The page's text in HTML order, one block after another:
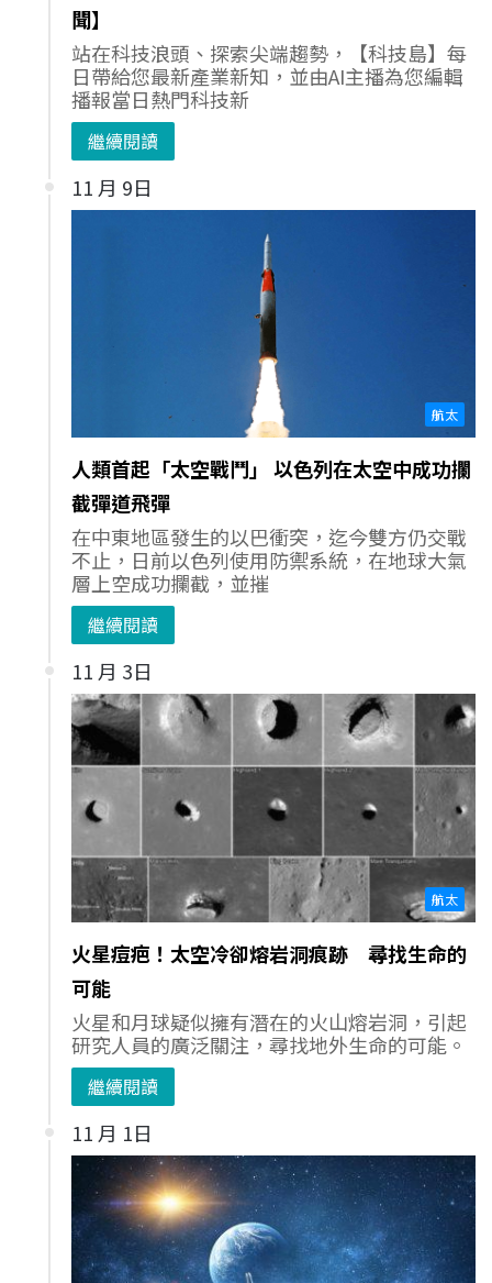
聞】
站在科技浪頭、探索尖端趨勢，【科技島】每
日帶給您最新產業新知，並由AI主播為您編輯
播報當日熱門科技新
繼續閱讀
11 月 9日
航太
人類首起「太空戰鬥」 以色列在太空中成功攔
截彈道飛彈
在中東地區發生的以巴衝突，迄今雙方仍交戰
不止，日前以色列使用防禦系統，在地球大氣
層上空成功攔截，並摧
繼續閱讀
11 月 3日
航太
火星痘疤！太空冷卻熔岩洞痕跡 尋找生命的
可能
火星和月球疑似擁有潛在的火山熔岩洞，引起
研究人員的廣泛關注，尋找地外生命的可能。
繼續閱讀
11 月 1日